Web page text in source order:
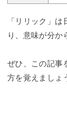
「リリック」
り、意味が分か
ぜひ、この記事
方を覚えましょ